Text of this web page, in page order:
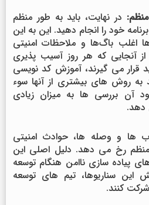
در نهایت، باید به طور منظم
خود را انجام دهید. این به این
اغلب باگ‌ها و ملاحظات امنیتی
از آنجایی که هر روز آسیب پذیری
می گیرند، آموزش کد نویسی
به روش های بیشتری از آنها سوء
آن بررسی ها به میزان زیادی
دهد.
ها و وصله ها، حوادث امنیتی
رخ می دهد. دلیل اصلی این
پیاده سازی ناامن هنگام توسعه
این سناریوها، تیم های توسعه